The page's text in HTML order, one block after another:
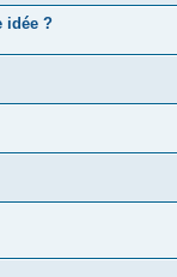
idée ?